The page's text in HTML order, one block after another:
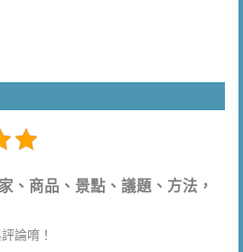
、商品、景點、議題、方法，
論唷！